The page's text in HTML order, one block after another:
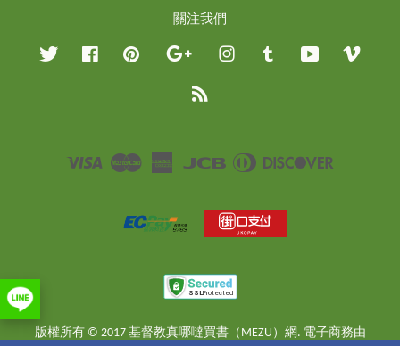
關注我們
Twitter Facebook Pinterest Google InstagramTumblr YouTube
Visa Master
American
JCB
Diners
版權所有 © 2017 基督教真哪噠買書（MEZU）網. 電子商務由